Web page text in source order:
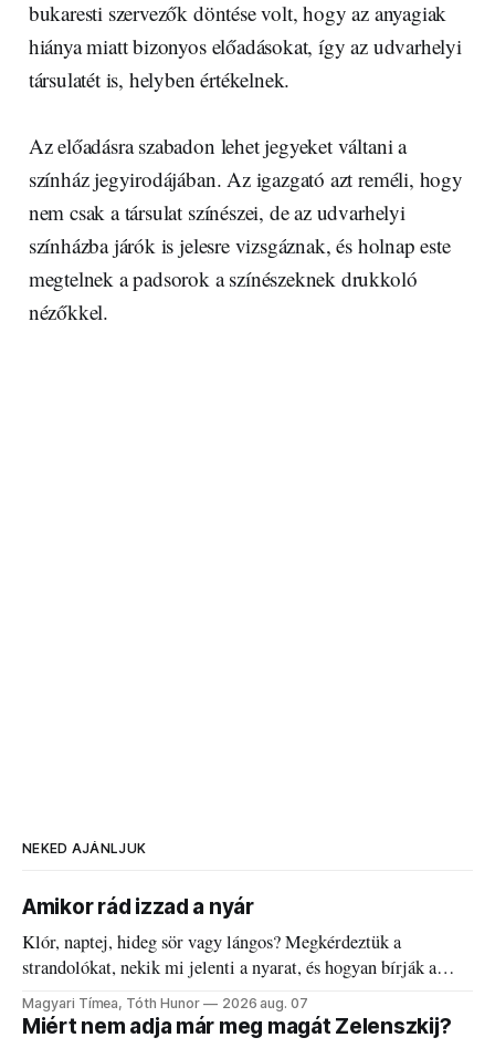
bukaresti szervezők döntése volt, hogy az anyagiak
hiánya miatt bizonyos előadásokat, így az udvarhelyi
társulatét is, helyben értékelnek.
Az előadásra szabadon lehet jegyeket váltani a
színház jegyirodájában. Az igazgató azt reméli, hogy
nem csak a társulat színészei, de az udvarhelyi
színházba járók is jelesre vizsgáznak, és holnap este
megtelnek a padsorok a színészeknek drukkoló
nézőkkel.
NEKED AJÁNLJUK
Amikor rád izzad a nyár
Klór, naptej, hideg sör vagy lángos? Megkérdeztük a
strandolókat, nekik mi jelenti a nyarat, és hogyan bírják a
kánikulát.
Magyari Tímea, Tóth Hunor 2026 aug. 07
Miért nem adja már meg magát Zelenszkij?